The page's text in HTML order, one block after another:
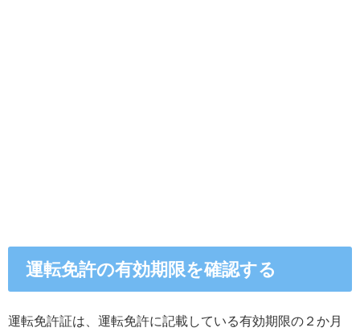
運転免許の有効期限を確認する
運転免許証は、運転免許に記載している有効期限の２か月